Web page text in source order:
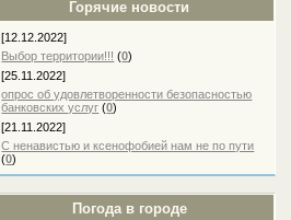
Горячие новости
[12.12.2022]
Выбор территории!!! (0)
[25.11.2022]
опрос об удовлетворенности безопасностью
банковских услуг (0)
[21.11.2022]
С ненавистью и ксенофобией нам не по пути
(0)
Погода в городе